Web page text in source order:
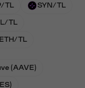
TL SYN/TL
TL
ETH/TL
(AAVE)